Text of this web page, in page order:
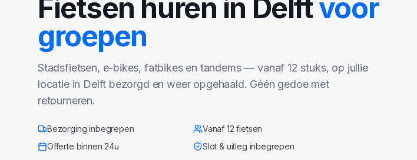
Fietsen huren in Delftvoor
groepen
Stadsfietsen, e-bikes, fatbikes en tandems — vanaf 12 stuks, op jullie
locatie in Delft bezorgd en weer opgehaald. Géén gedoe met
retourneren.
Bezorging inbegrepen
Vanaf 12 fietsen
Offerte binnen 24u
Slot & uitleg inbegrepen